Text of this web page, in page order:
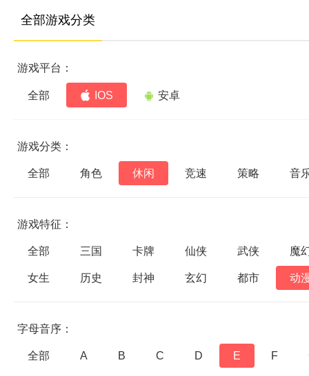
全部游戏分类
游戏平台：
全部 IOS 安卓
游戏分类：
全部 角色 休闲 竞速 策略 音
游戏特征：
全部 三国 卡牌 仙侠 武侠 魔
女生 历史 封神 玄幻 都市 动
字母音序：
全部 A B C D E F